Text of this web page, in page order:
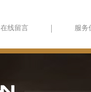
在线留言 服务